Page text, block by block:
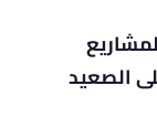
الصعيد